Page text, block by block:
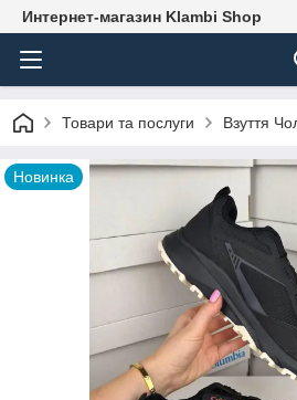
Интернет-магазин Klambi Shop
Товари та послуги Взуття
Новинка